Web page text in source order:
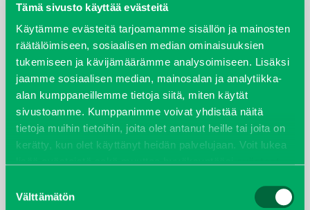
Tämä sivusto käyttää evästeitä
Käytämme evästeitä tarjoamamme sisällön ja mainosten
räätälöimiseen, sosiaalisen median ominaisuuksien
tukemiseen ja kävijämäärämme analysoimiseen. Lisäksi
jaamme sosiaalisen median, mainosalan ja analytiikka-
alan kumppaneillemme tietoja siitä, miten käytät
sivustoamme. Kumppanimme voivat yhdistää näitä
tietoja muihin tietoihin, joita olet antanut heille tai joita on
kerätty, kun olet käyttänyt heidän palvelujaan. Voit lukea
valinta
Välttämätön
elokuu 2024
syyskuu 2023
joulukuu 2022
huhtikuu 2022
helmikuu 2022
joulukuu 2021